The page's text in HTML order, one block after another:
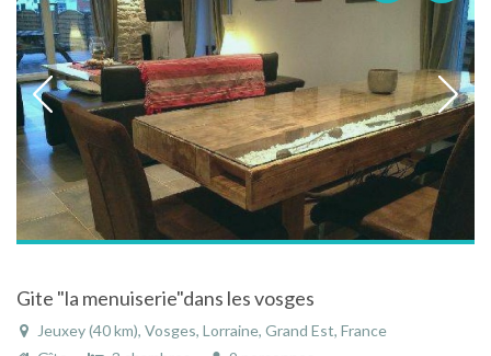
Gite "la menuiserie"dans les vosges
Jeuxey (40 km), Vosges, Lorraine, Grand Est, France